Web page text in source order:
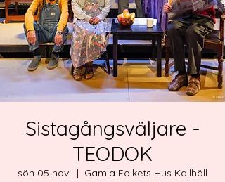
Sistagångsväljare -
TEODOK
sön 05 nov.
  |
Gamla Folkets Hus Kallhäll